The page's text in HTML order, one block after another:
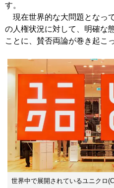
す。
現在世界的な大問題となっ
の人権状況に対して、明確な
ことに、賛否両論が巻き起こ
世界中で展開されているユニクロ